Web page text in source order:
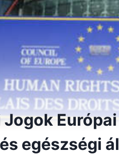
Jogok
egészségi